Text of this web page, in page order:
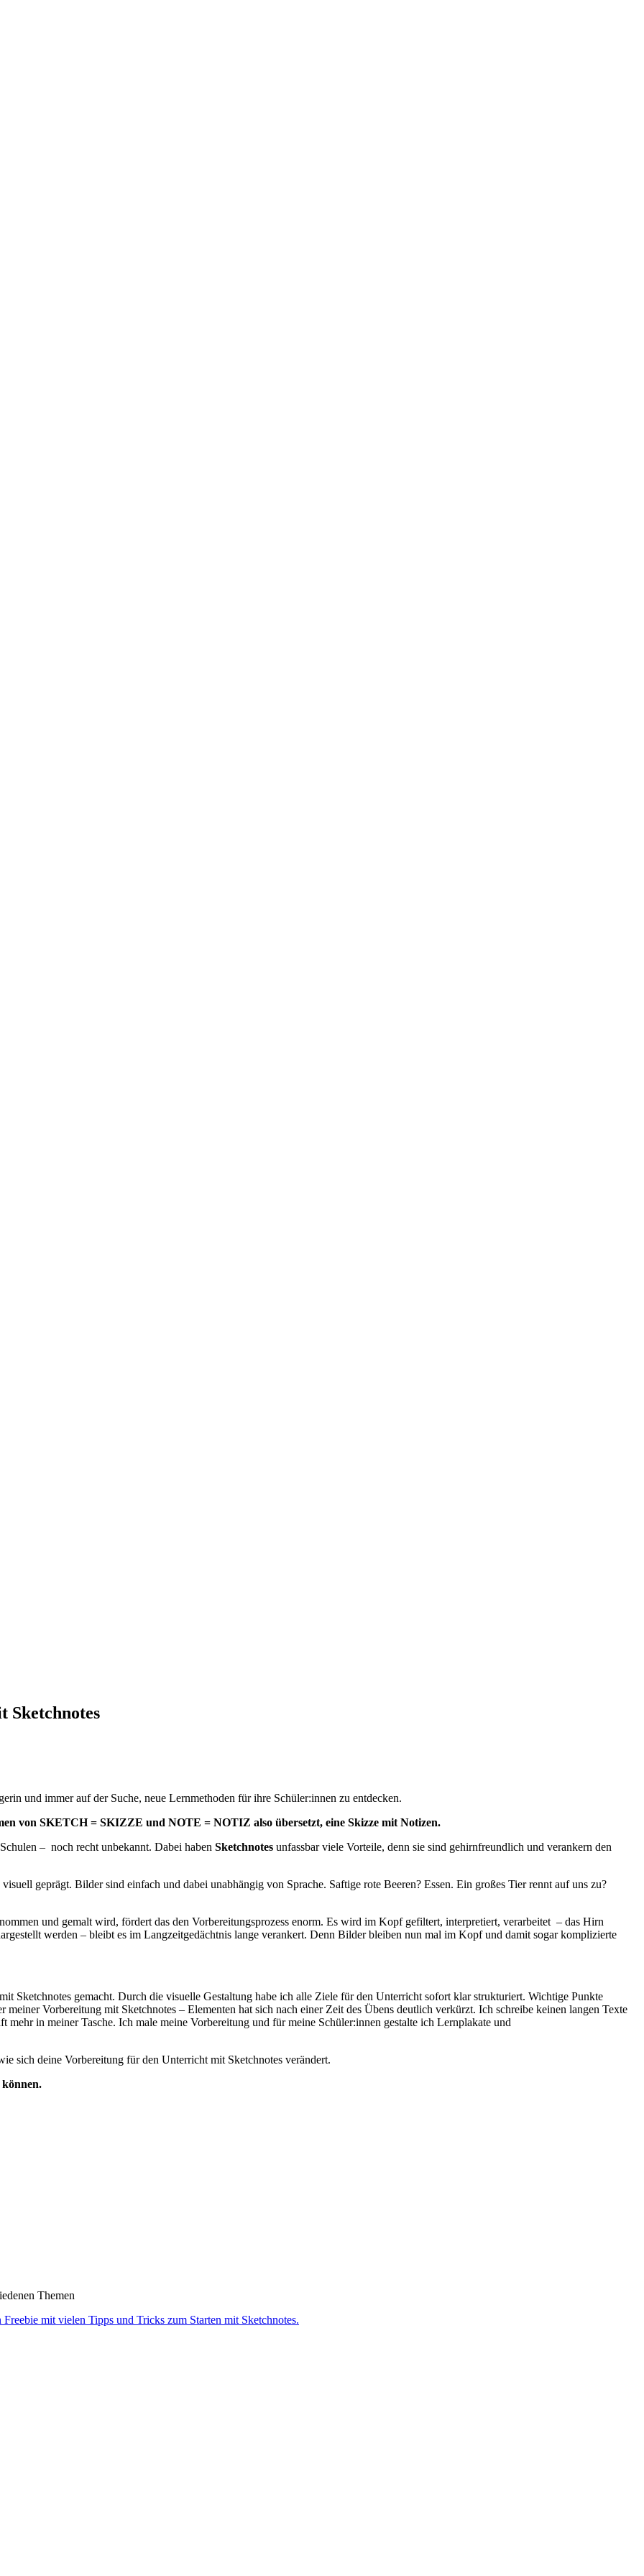
Sketchnotes
und immer auf der Suche, neue Lernmethoden für ihre Schüler:innen zu entdecken.
von SKETCH = SKIZZE und NOTE = NOTIZ also übersetzt, eine Skizze mit Notizen.
– noch recht unbekannt. Dabei haben Sketchnotes unfassbar viele Vorteile, denn sie sind gehirnfreundlich und verankern den
geprägt. Bilder sind einfach und dabei unabhängig von Sprache. Saftige rote Beeren? Essen. Ein großes Tier rennt auf uns zu?
und gemalt wird, fördert das den Vorbereitungsprozess enorm. Es wird im Kopf gefiltert, interpretiert, verarbeitet – das Hirn
werden – bleibt es im Langzeitgedächtnis lange verankert. Denn Bilder bleiben nun mal im Kopf und damit sogar komplizierte
Sketchnotes gemacht. Durch die visuelle Gestaltung habe ich alle Ziele für den Unterricht sofort klar strukturiert. Wichtige Punkte
Vorbereitung mit Sketchnotes – Elementen hat sich nach einer Zeit des Übens deutlich verkürzt. Ich schreibe keinen langen Texte
in meiner Tasche. Ich male meine Vorbereitung und für meine Schüler:innen gestalte ich Lernplakate und
sich deine Vorbereitung für den Unterricht mit Sketchnotes verändert.
Themen
mit vielen Tipps und Tricks zum Starten mit Sketchnotes.